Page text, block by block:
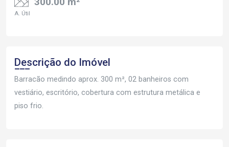
A. Útil
Descrição do Imóvel
Barracão medindo aprox. 300 m², 02 banheiros com
vestiário, escritório, cobertura com estrutura metálica e
piso frio.